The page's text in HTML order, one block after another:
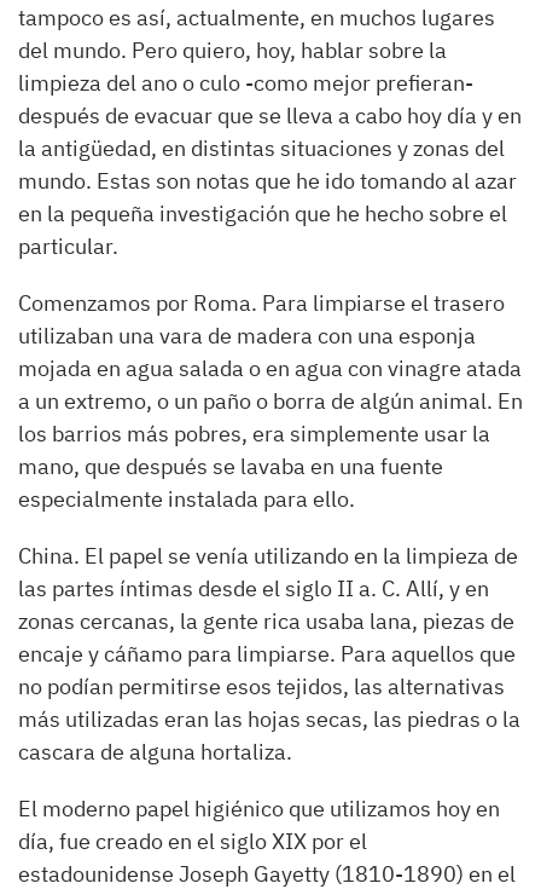
tampoco es así, actualmente, en muchos lugares
del mundo. Pero quiero, hoy, hablar sobre la
limpieza del ano o culo -como mejor prefieran-
después de evacuar que se lleva a cabo hoy día y en
la antigüedad, en distintas situaciones y zonas del
mundo. Estas son notas que he ido tomando al azar
en la pequeña investigación que he hecho sobre el
particular.
Comenzamos por Roma. Para limpiarse el trasero
utilizaban una vara de madera con una esponja
mojada en agua salada o en agua con vinagre atada
a un extremo, o un paño o borra de algún animal. En
los barrios más pobres, era simplemente usar la
mano, que después se lavaba en una fuente
especialmente instalada para ello.
China. El papel se venía utilizando en la limpieza de
las partes íntimas desde el siglo II a. C. Allí, y en
zonas cercanas, la gente rica usaba lana, piezas de
encaje y cáñamo para limpiarse. Para aquellos que
no podían permitirse esos tejidos, las alternativas
más utilizadas eran las hojas secas, las piedras o la
cascara de alguna hortaliza.
El moderno papel higiénico que utilizamos hoy en
día, fue creado en el siglo XIX porel
estadounidense Joseph Gayetty (1810-1890) en el